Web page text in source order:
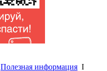
Полезная информация I